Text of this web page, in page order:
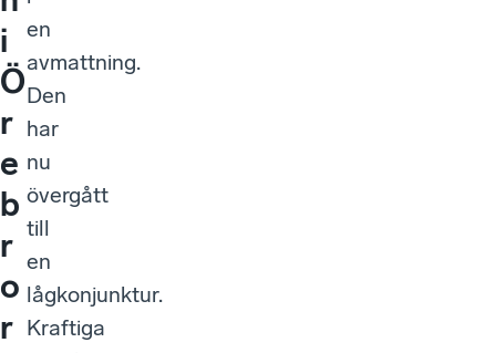
i
Ö
r
e
b
r
o
r
en
avmattning.
Den
har
nu
övergått
till
en
lågkonjunktur.
Kraftiga